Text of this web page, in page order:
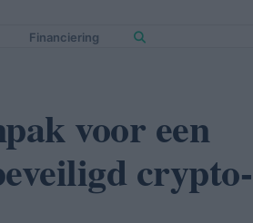
Financiering
voor een
crypto-